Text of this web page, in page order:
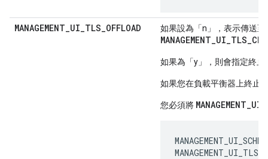
MANAGEMENT_UI_TLS_OFFLOAD 如果設為「n」，表示傳送至
如果為「y」，則會指定終止
如果您在負載平衡器上終止
您必須將